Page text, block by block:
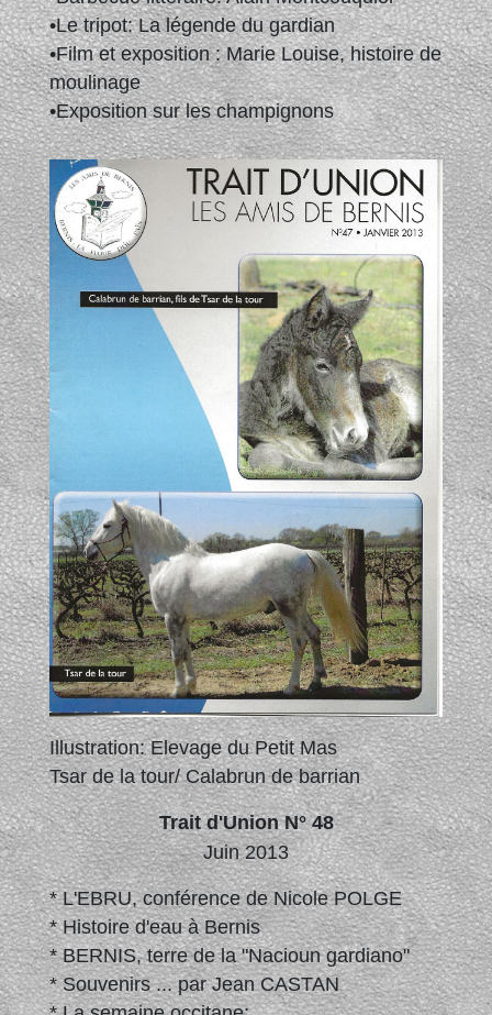
•Le tripot: La légende du gardian
•Film et exposition : Marie Louise, histoire de
moulinage
•Exposition sur les champignons
Illustration: Elevage du Petit Mas
Tsar de la tour/ Calabrun de barrian
Trait d'Union N° 48
Juin 2013
* L'EBRU, conférence de Nicole POLGE
* Histoire d'eau à Bernis
* BERNIS, terre de la "Nacioun gardiano"
* Souvenirs ... par Jean CASTAN